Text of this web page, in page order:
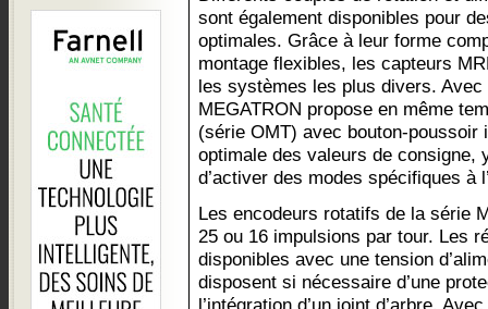
sont également disponibles pour
optimales. Grâce à leur forme
montage flexibles, les capteurs
les systèmes les plus divers.
MEGATRON propose en même
(série OMT) avec bouton-poussoir
optimale des valeurs de consigne,
d’activer des modes spécifiques à
Les encodeurs rotatifs de la série
25 ou 16 impulsions par tour. Les
disponibles avec une tension
disposent si nécessaire d’une
l’intégration d’un joint d’arbre.